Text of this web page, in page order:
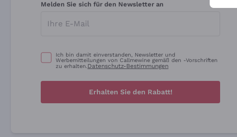
Melden Sie sich für den Newsletter an
Ich bin damit einverstanden, Newsletter und
Werbemitteilungen von Callmewine gemäß den -Vorschriften
zu erhalten.Datenschutz-Bestimmungen
Erhalten Sie den Rabatt!